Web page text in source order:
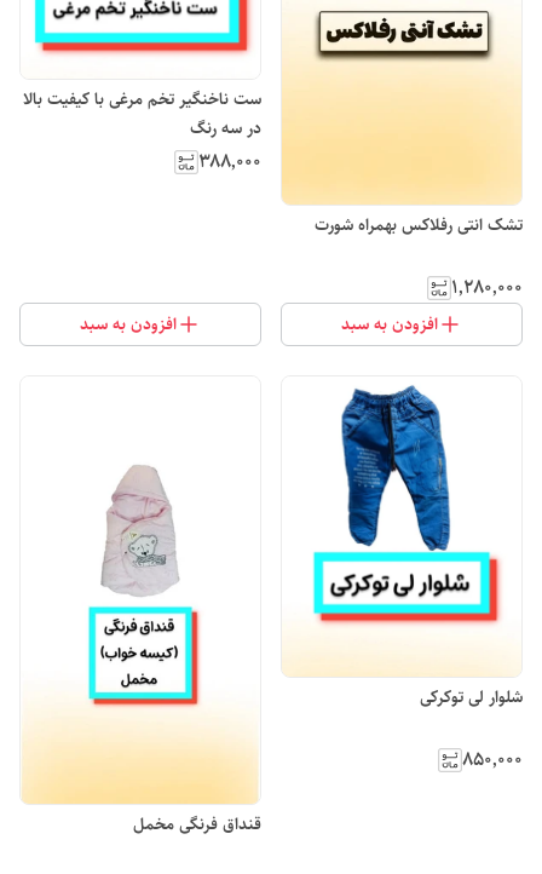
تشک انتی رفلاکس بهمراه شورت
۱٬۲۸۰٬۰۰۰
افزودن به سبد
ست ناخنگیر تخم مرغی با کیفیت بالا
در سه رنگ
۳۸۸٬۰۰۰
افزودن به سبد
شلوار لی توکرکی
۸۵۰٬۰۰۰
قنداق فرنگی مخمل